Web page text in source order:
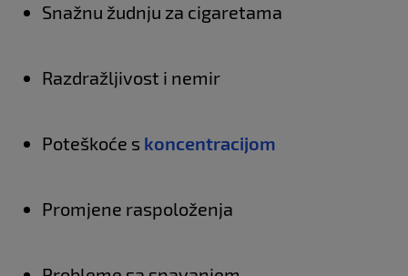
Snažnu žudnju za cigaretama
Razdražljivost i nemir
Poteškoće s koncentracijom
Promjene raspoloženja